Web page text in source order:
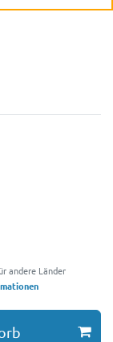
andere Länder